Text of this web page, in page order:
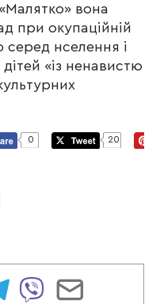
вона
при окупаційній
серед нселення і
«із ненавистю
0 20